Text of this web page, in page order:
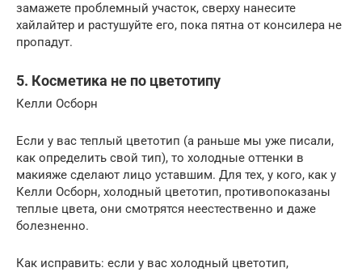
замажете проблемный участок, сверху нанесите
хайлайтер и растушуйте его, пока пятна от консилера не
пропадут.
5. Косметика не по цветотипу
Келли Осборн
Если у вас теплый цветотип (а раньше мы уже писали,
как определить свой тип), то холодные оттенки в
макияже сделают лицо уставшим. Для тех, у кого, как у
Келли Осборн, холодный цветотип, противопоказаны
теплые цвета, они смотрятся неестественно и даже
болезненно.
Как исправить: если у вас холодный цветотип,